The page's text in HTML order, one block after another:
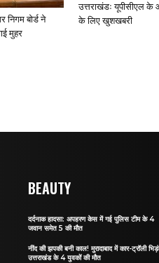
निगम बोर्ड ने
मुहर
उत्तराखंडः यूपीसीएल के
के लिए खुशखबरी
BEAUTY
दर्दनाक हादसा: अपहरण केस में गई पुलिस टीम के 4
जवान समेत 5 की मौत
नींद की झपकी बनी काल! मुरादाबाद में कार-ट्रॉली
उत्तराखंड के 4 युवकों की मौत